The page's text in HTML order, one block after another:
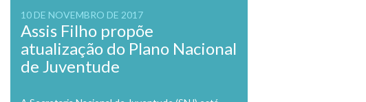
10 DE NOVEMBRO DE 2017
Assis Filho propõe
atualização do Plano Nacional
de Juventude